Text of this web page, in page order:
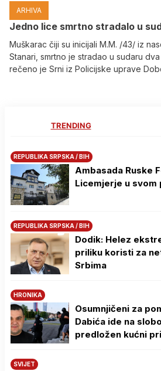
ARHIVA
Јedno lice smrtno stradalo u
Muškarac čiji su inicijali M.M. /43/ iz
Stanari, smrtno je stradao u sudaru
rečeno je Srni iz Policijske uprave
TRENDING
REPUBLIKA SRPSKA / BIH
Ambasada Ruske
Licemjerje u svom
REPUBLIKA SRPSKA / BIH
Dodik: Helez
priliku koristi za
Srbima
HRONIKA
Osumnjičeni za
Dabića ide na
predložen kućni
SVIJET